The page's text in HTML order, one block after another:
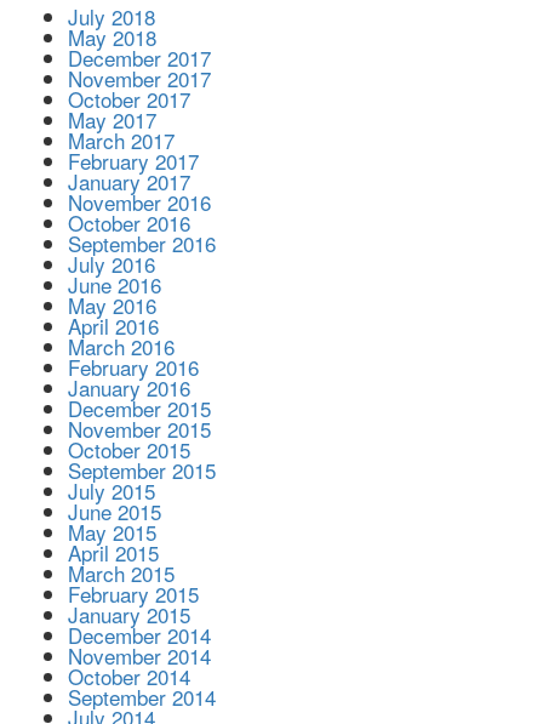
July 2018
May 2018
December 2017
November 2017
October 2017
May 2017
March 2017
February 2017
January 2017
November 2016
October 2016
September 2016
July 2016
June 2016
May 2016
April 2016
March 2016
February 2016
January 2016
December 2015
November 2015
October 2015
September 2015
July 2015
June 2015
May 2015
April 2015
March 2015
February 2015
January 2015
December 2014
November 2014
October 2014
September 2014
July 2014